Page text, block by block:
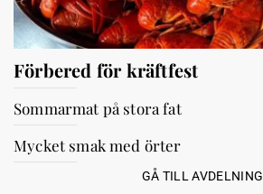
Förbered för kräftfest
Sommarmat på stora fat
Mycket smak med örter
GÅ TILL AVDELNING